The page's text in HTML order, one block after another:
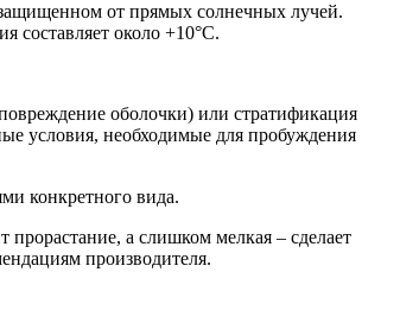
от прямых солнечных лучей.
составляет около +10°C.
оболочки) или стратификация
условия, необходимые для пробуждения
конкретного вида.
прорастание, а слишком мелкая – сделает
производителя.